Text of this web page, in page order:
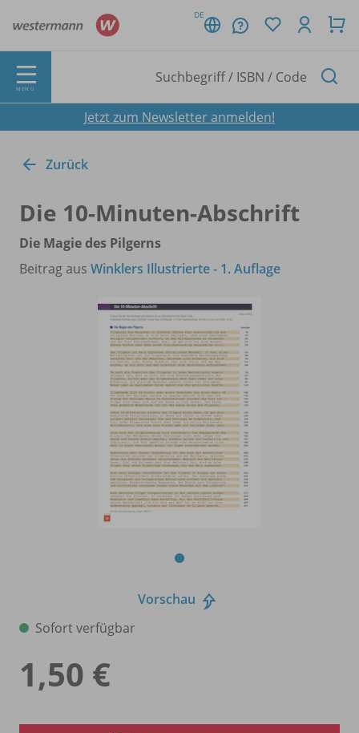
DE
MENÜ
Jetzt zum Newsletter anmelden!
Zurück
Die 10-Minuten-Abschrift
Die Magie des Pilgerns
Beitrag aus Winklers Illustrierte - 1. Auflage
Vorschau
Sofort verfügbar
1,50 €